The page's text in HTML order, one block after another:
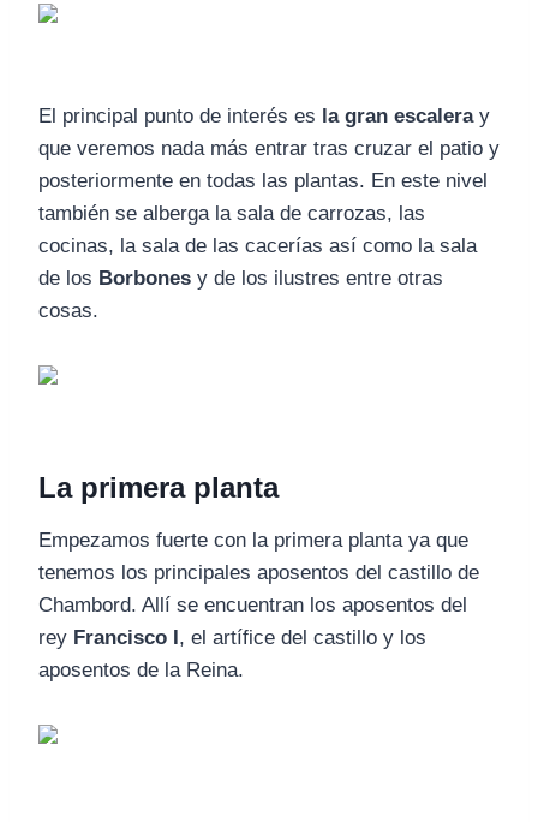
El principal punto de interés es la gran escaleray
que veremos nada más entrar tras cruzar el patio y
posteriormente en todas las plantas. En este nivel
también se alberga la sala de carrozas, las
cocinas, la sala de las cacerías así como la sala
de los Borbones y de los ilustres entre otras
cosas.
La primera planta
Empezamos fuerte con la primera planta ya que
tenemos los principales aposentos del castillo de
Chambord. Allí se encuentran los aposentos del
rey Francisco I , el artífice del castillo y los
aposentos de la Reina.